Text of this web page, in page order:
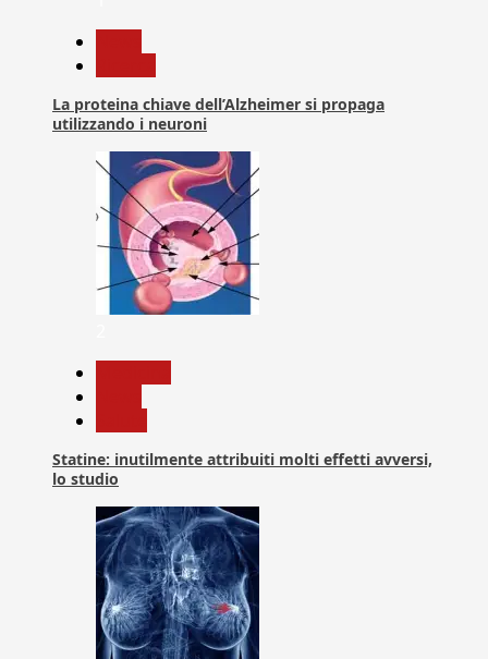
La proteina chiave dell’Alzheimer si propaga
utilizzando i neuroni
Statine: inutilmente attribuiti molti effetti avversi,
lo studio